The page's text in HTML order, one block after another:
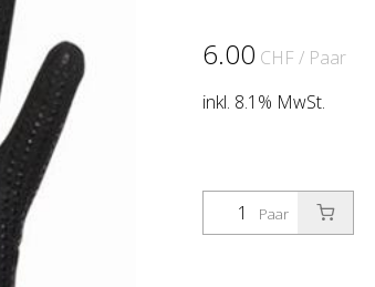
6.00 CHF / Paar
inkl. 8.1% MwSt.
Paar